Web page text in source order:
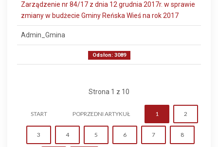
Zarządzenie nr 84/17 z dnia 12 grudnia 2017r. w sprawie
zmiany w budżecie Gminy Reńska Wieś na rok 2017
Admin_Gmina
Odsłon: 3089
Strona 1 z 10
START POPRZEDNI ARTYKUŁ 1 2
3 4 5 6 7 8